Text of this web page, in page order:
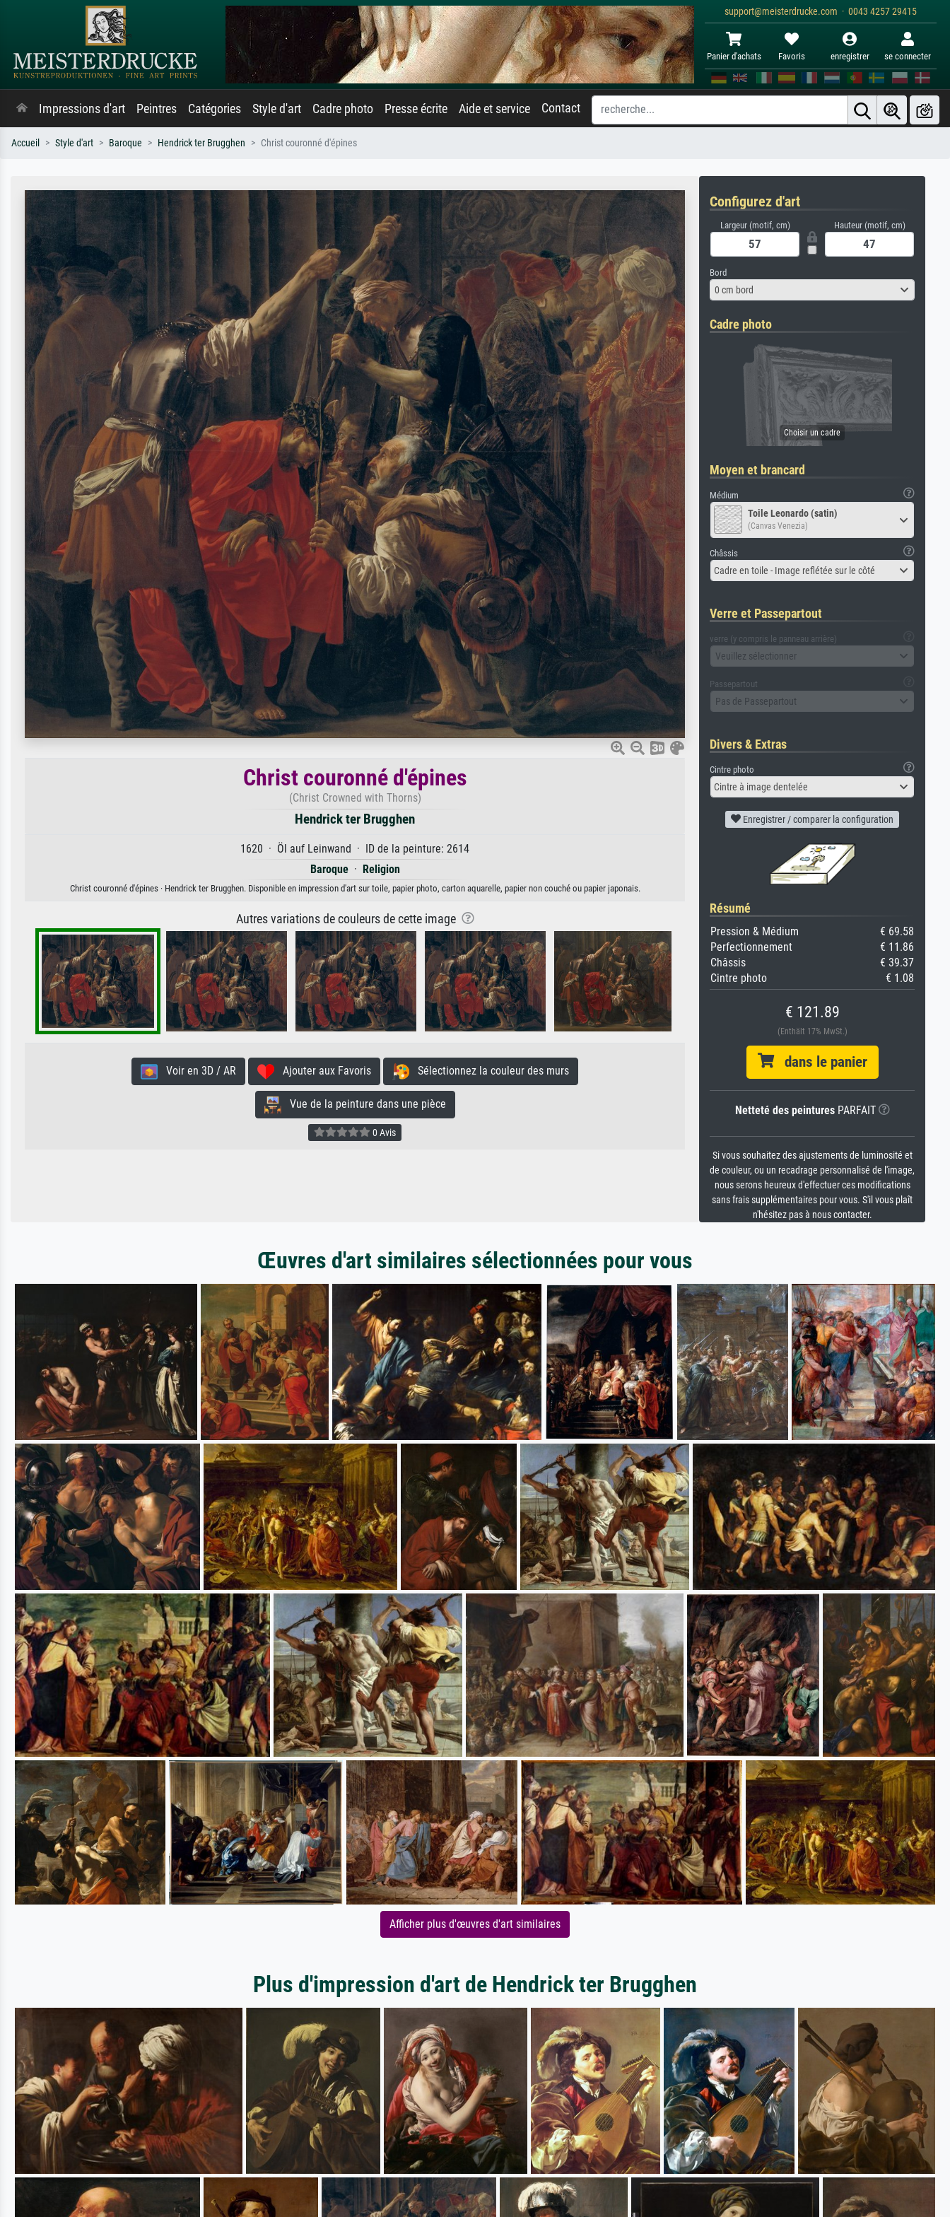
support@meisterdrucke.com · 0043 4257 29415
Panier d'achats Favoris enregistrer se connecter
Impressions d'art Peintres Catégories Style d'art Cadre photo Presse écrite Aide et service Contact
Accueil Style d'art Baroque Hendrick ter Brugghen Christ couronné d'épines
Christ couronné d'épines
(Christ Crowned with Thorns)
Hendrick ter Brugghen
1620 · Öl auf Leinwand · ID de la peinture: 2614
Baroque· Religion
Christ couronné d'épines · Hendrick ter Brugghen. Disponible en impression d'art sur toile, papier photo, carton aquarelle, papier non couché ou papier japonais.
Autres variations de couleurs de cette image
Voir en 3D / AR Ajouter aux Favoris Sélectionnez la couleur des murs
Vue de la peinture dans une pièce
0 Avis
Configurez d'art
Largeur (motif, cm) Hauteur (motif, cm)
Bord
0 cm bord
Cadre photo
Moyen et brancard
Médium
Toile Leonardo (satin)
(Canvas Venezia)
Châssis
Cadre en toile - Image reflétée sur le côté
Verre et Passepartout
verre (y compris le panneau arrière)
Veuillez sélectionner
Passepartout
Pas de Passepartout
Divers & Extras
Cintre photo
Cintre à image dentelée
Enregistrer / comparer la configuration
Résumé
Pression & Médium
€ 69.58
Perfectionnement
€ 11.86
Châssis
€ 39.37
Cintre photo
€ 1.08
€ 121.89
(Enthält 17% MwSt.)
dans le panier
Netteté des peinturesPARFAIT
Si vous souhaitez des ajustements de luminosité et
de couleur, ou un recadrage personnalisé de l'image,
nous serons heureux d'effectuer ces modifications
sans frais supplémentaires pour vous. S'il vous plaît
n'hésitez pas à nous contacter.
Œuvres d'art similaires sélectionnées pour vous
Afficher plus d'œuvres d'art similaires
Plus d'impression d'art de Hendrick ter Brugghen